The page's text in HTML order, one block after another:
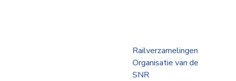
Railverzamelingen
Organisatie van de
SNR